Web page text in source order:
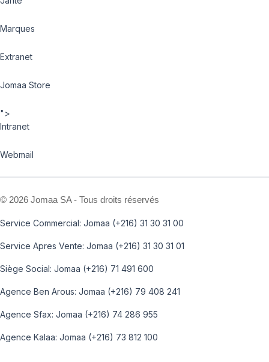
Marques
Extranet
Jomaa Store
">
Intranet
Webmail
© 2026 Jomaa SA - Tous droits réservés
Service Commercial: Jomaa (+216) 31 30 31 00
Service Apres Vente: Jomaa (+216) 31 30 31 01
Siège Social: Jomaa (+216) 71 491 600
Agence Ben Arous: Jomaa (+216) 79 408 241
Agence Sfax: Jomaa (+216) 74 286 955
Agence Kalaa: Jomaa (+216) 73 812 100